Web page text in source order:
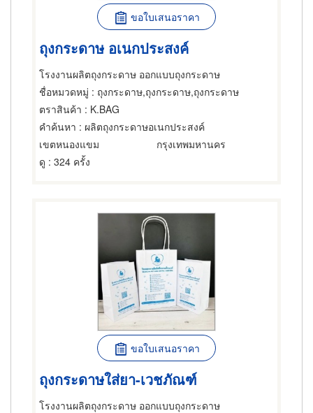
ขอใบเสนอราคา
ถุงกระดาษ อเนกประสงค์
โรงงานผลิตถุงกระดาษ ออกแบบถุงกระดาษ
ชื่อหมวดหมู่ : ถุงกระดาษ,ถุงกระดาษ,ถุงกระดาษ
ตราสินค้า : K.BAG
คำค้นหา : ผลิตถุงกระดาษอเนกประสงค์
เขตหนองแขม
กรุงเทพมหานคร
ดู : 324 ครั้ง
ขอใบเสนอราคา
ถุงกระดาษใส่ยา-เวชภัณฑ์
โรงงานผลิตถุงกระดาษ ออกแบบถุงกระดาษ